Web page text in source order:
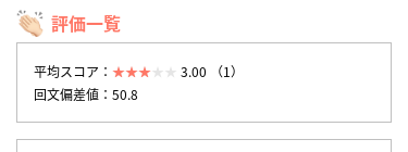
評価一覧
平均スコア：
3.00 （1）
回文偏差値：50.8